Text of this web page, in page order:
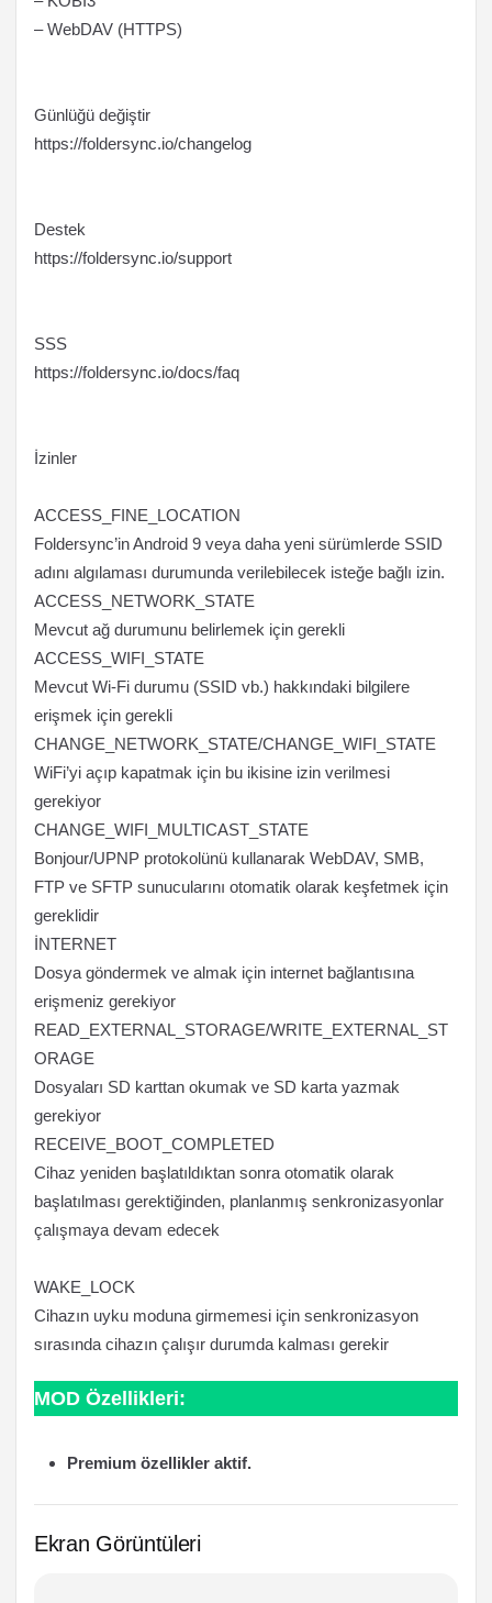
– WebDAV (HTTPS)
Günlüğü değiştir
https://foldersync.io/changelog
Destek
https://foldersync.io/support
SSS
https://foldersync.io/docs/faq
İzinler
ACCESS_FINE_LOCATION
Foldersync’in Android 9 veya daha yeni sürümlerde SSID
adını algılaması durumunda verilebilecek isteğe bağlı izin.
ACCESS_NETWORK_STATE
Mevcut ağ durumunu belirlemek için gerekli
ACCESS_WIFI_STATE
Mevcut Wi-Fi durumu (SSID vb.) hakkındaki bilgilere
erişmek için gerekli
CHANGE_NETWORK_STATE/CHANGE_WIFI_STATE
WiFi’yi açıp kapatmak için bu ikisine izin verilmesi
gerekiyor
CHANGE_WIFI_MULTICAST_STATE
Bonjour/UPNP protokolünü kullanarak WebDAV, SMB,
FTP ve SFTP sunucularını otomatik olarak keşfetmek için
gereklidir
İNTERNET
Dosya göndermek ve almak için internet bağlantısına
erişmeniz gerekiyor
READ_EXTERNAL_STORAGE/WRITE_EXTERNAL_ST
ORAGE
Dosyaları SD karttan okumak ve SD karta yazmak
gerekiyor
RECEIVE_BOOT_COMPLETED
Cihaz yeniden başlatıldıktan sonra otomatik olarak
başlatılması gerektiğinden, planlanmış senkronizasyonlar
çalışmaya devam edecek
WAKE_LOCK
Cihazın uyku moduna girmemesi için senkronizasyon
sırasında cihazın çalışır durumda kalması gerekir
MOD Özellikleri:
Premium özellikler aktif.
Ekran Görüntüleri